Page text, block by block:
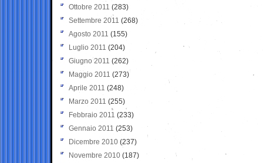
Ottobre 2011 (283)
Settembre 2011 (268)
Agosto 2011 (155)
Luglio 2011 (204)
Giugno 2011 (262)
Maggio 2011 (273)
Aprile 2011 (248)
Marzo 2011 (255)
Febbraio 2011 (233)
Gennaio 2011 (253)
Dicembre 2010 (237)
Novembre 2010 (187)